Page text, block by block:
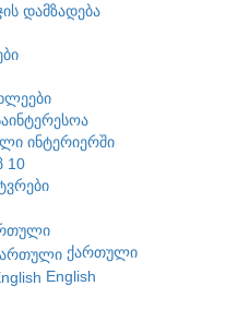
დამზადება
ინტერიერში
10
ქართული
English